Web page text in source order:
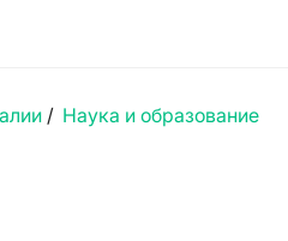
/ Наука и образование